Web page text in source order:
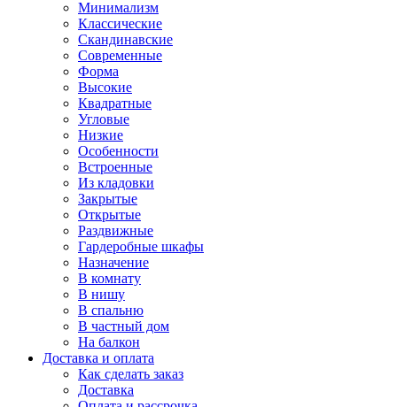
Минимализм
Классические
Скандинавские
Современные
Форма
Высокие
Квадратные
Угловые
Низкие
Особенности
Встроенные
Из кладовки
Закрытые
Открытые
Раздвижные
Гардеробные шкафы
Назначение
В комнату
В нишу
В спальню
В частный дом
На балкон
Доставка и оплата
Как сделать заказ
Доставка